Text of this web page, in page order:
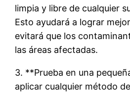
limpia y libre de cualquier
Esto ayudará a lograr
evitará que los
las áreas afectadas.
3. **Prueba en una
aplicar cualquier método